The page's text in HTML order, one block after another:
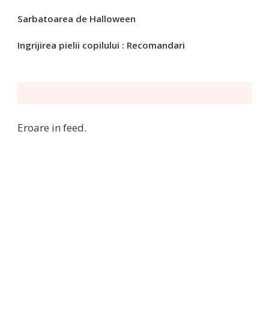
Sarbatoarea de Halloween
Ingrijirea pielii copilului : Recomandari
Eroare in feed.